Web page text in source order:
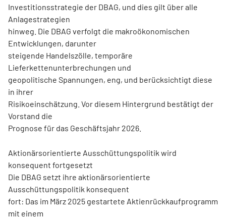
Investitionsstrategie der DBAG, und dies gilt über alle
Anlagestrategien
hinweg. Die DBAG verfolgt die makroökonomischen
Entwicklungen, darunter
steigende Handelszölle, temporäre
Lieferkettenunterbrechungen und
geopolitische Spannungen, eng, und berücksichtigt diese
in ihrer
Risikoeinschätzung. Vor diesem Hintergrund bestätigt der
Vorstand die
Prognose für das Geschäftsjahr 2026.
Aktionärsorientierte Ausschüttungspolitik wird
konsequent fortgesetzt
Die DBAG setzt ihre aktionärsorientierte
Ausschüttungspolitik konsequent
fort: Das im März 2025 gestartete Aktienrückkaufprogramm
mit einem